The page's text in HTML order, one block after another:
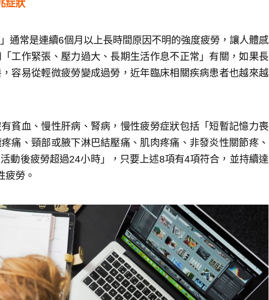
症狀
通常是連續6個月以上長時間原因不明的強度疲勞，讓人體感
工作緊張、壓力過大、長期生活作息不正常」有關，如果長
容易從輕微疲勞變成過勞，近年臨床相關疾病患者也越來越
貧血、慢性肝病、腎病，慢性疲勞症狀包括「短暫記憶力喪
痛、頸部或腋下淋巴結壓痛、肌肉疼痛、非發炎性關節疼、
動後疲勞超過24小時」，只要上述8項有4項符合，並持續達
疲勞。